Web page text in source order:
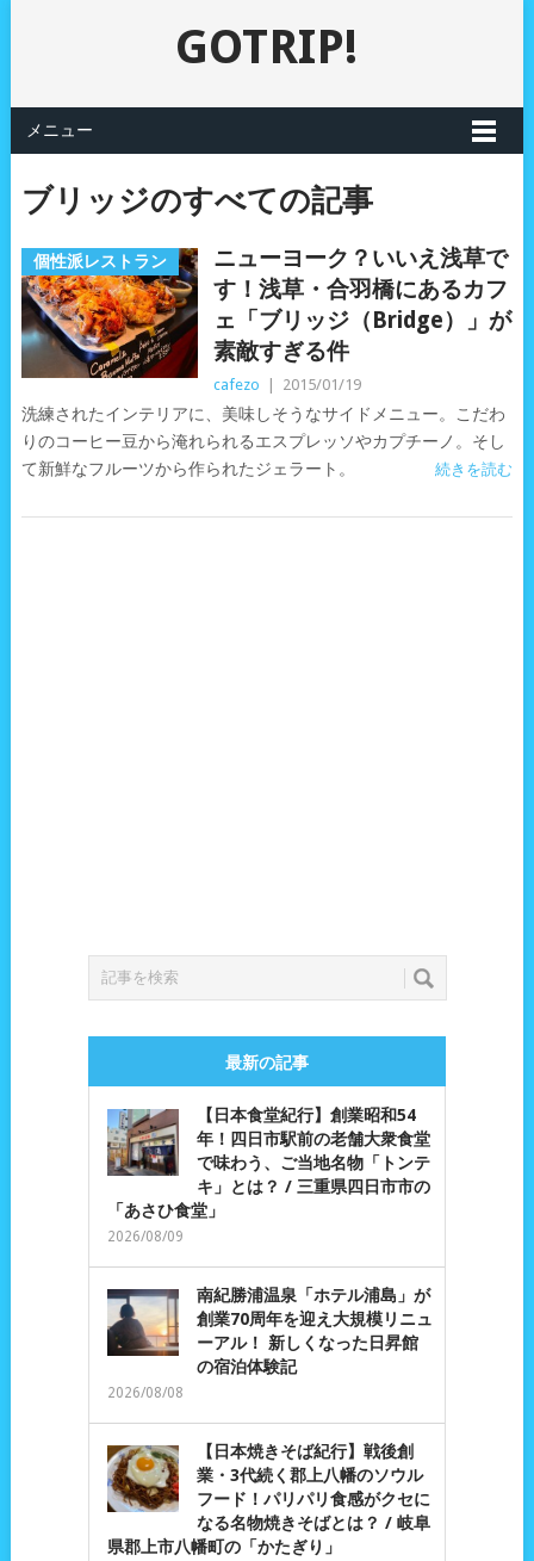
GOTRIP!
メニュー
ブリッジのすべての記事
個性派レストラン
ニューヨーク？いいえ浅草で
す！浅草・合羽橋にあるカフ
ェ「ブリッジ（Bridge）」が
素敵すぎる件
cafezo 2015/01/19
洗練されたインテリアに、美味しそうなサイドメニュー。こだわ
りのコーヒー豆から淹れられるエスプレッソやカプチーノ。そし
て新鮮なフルーツから作られたジェラート。
続きを読む
最新の記事
【日本食堂紀行】創業昭和54
年！四日市駅前の老舗大衆食堂
で味わう、ご当地名物「トンテ
キ」とは？ / 三重県四日市市の
「あさひ食堂」
2026/08/09
南紀勝浦温泉「ホテル浦島」が
創業70周年を迎え大規模リニュ
ーアル！ 新しくなった日昇館
の宿泊体験記
2026/08/08
【日本焼きそば紀行】戦後創
業・3代続く郡上八幡のソウル
フード！パリパリ食感がクセに
なる名物焼きそばとは？ / 岐阜
県郡上市八幡町の「かたぎり」